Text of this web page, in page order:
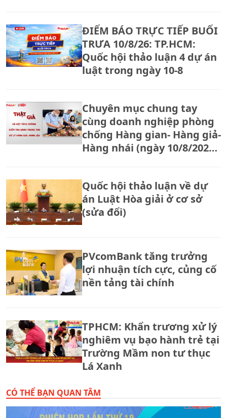
ĐIỂM BÁO TRỰC TIẾP BUỔI
TRƯA 10/8/26: TP.HCM:
Quốc hội thảo luận 4 dự án
luật trong ngày 10-8
Chuyên mục chung tay
cùng doanh nghiệp phòng
chống Hàng gian- Hàng giả-
Hàng nhái (ngày 10/8/2026):
hàng giả, hàng lậu
Quốc hội thảo luận về dự
án Luật Hòa giải ở cơ sở
(sửa đổi)
PVcomBank tăng trưởng
lợi nhuận tích cực, củng cố
nền tảng tài chính
TPHCM: Khẩn trương xử lý
nghiêm vụ bạo hành trẻ tại
Trường Mầm non tư thục
Lá Xanh
CÓ THỂ BẠN QUAN TÂM